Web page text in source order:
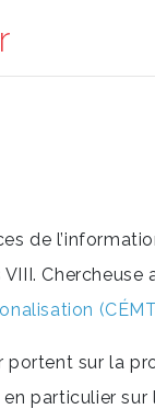
de
Chercheuse
portent sur la
particulier